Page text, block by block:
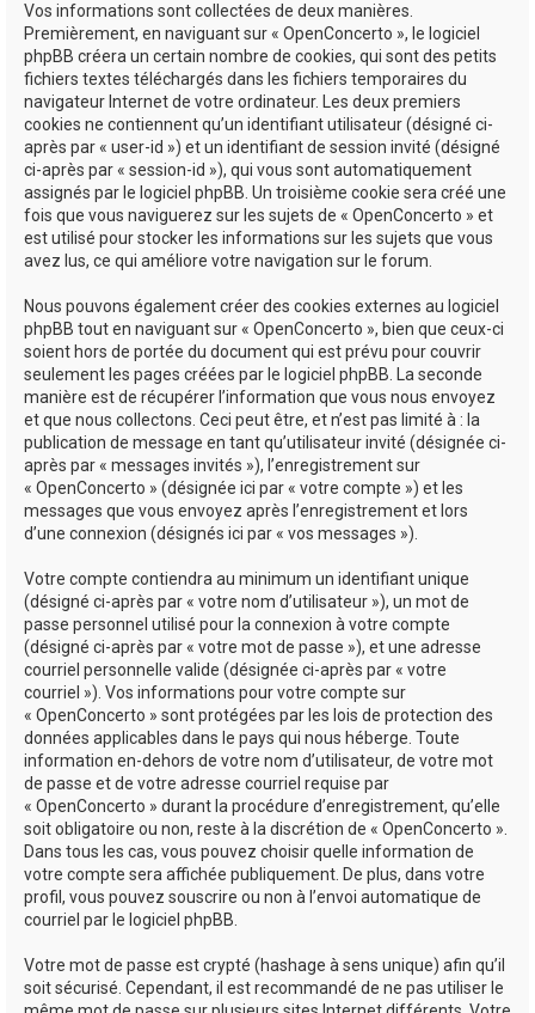
Vos informations sont collectées de deux manières.
Premièrement, en naviguant sur « OpenConcerto », le logiciel
phpBB créera un certain nombre de cookies, qui sont des petits
fichiers textes téléchargés dans les fichiers temporaires du
navigateur Internet de votre ordinateur. Les deux premiers
cookies ne contiennent qu’un identifiant utilisateur (désigné ci-
après par « user-id ») et un identifiant de session invité (désigné
ci-après par « session-id »), qui vous sont automatiquement
assignés par le logiciel phpBB. Un troisième cookie sera créé une
fois que vous naviguerez sur les sujets de « OpenConcerto » et
est utilisé pour stocker les informations sur les sujets que vous
avez lus, ce qui améliore votre navigation sur le forum.
Nous pouvons également créer des cookies externes au logiciel
phpBB tout en naviguant sur « OpenConcerto », bien que ceux-ci
soient hors de portée du document qui est prévu pour couvrir
seulement les pages créées par le logiciel phpBB. La seconde
manière est de récupérer l’information que vous nous envoyez
et que nous collectons. Ceci peut être, et n’est pas limité à : la
publication de message en tant qu’utilisateur invité (désignée ci-
après par « messages invités »), l’enregistrement sur
« OpenConcerto » (désignée ici par « votre compte ») et les
messages que vous envoyez après l’enregistrement et lors
d’une connexion (désignés ici par « vos messages »).
Votre compte contiendra au minimum un identifiant unique
(désigné ci-après par « votre nom d’utilisateur »), un mot de
passe personnel utilisé pour la connexion à votre compte
(désigné ci-après par « votre mot de passe »), et une adresse
courriel personnelle valide (désignée ci-après par « votre
courriel »). Vos informations pour votre compte sur
« OpenConcerto » sont protégées par les lois de protection des
données applicables dans le pays qui nous héberge. Toute
information en-dehors de votre nom d’utilisateur, de votre mot
de passe et de votre adresse courriel requise par
« OpenConcerto » durant la procédure d’enregistrement, qu’elle
soit obligatoire ou non, reste à la discrétion de « OpenConcerto ».
Dans tous les cas, vous pouvez choisir quelle information de
votre compte sera affichée publiquement. De plus, dans votre
profil, vous pouvez souscrire ou non à l’envoi automatique de
courriel par le logiciel phpBB.
Votre mot de passe est crypté (hashage à sens unique) afin qu’il
soit sécurisé. Cependant, il est recommandé de ne pas utiliser le